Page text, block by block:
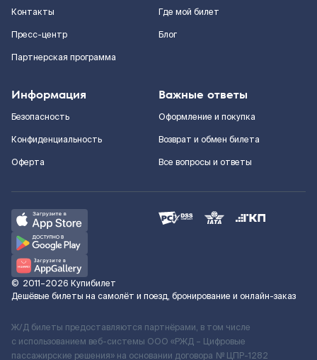
Контакты
Пресс-центр
Партнерская программа
Где мой билет
Блог
Информация
Безопасность
Конфиденциальность
Оферта
Важные ответы
Оформление и покупка
Возврат и обмен билета
Все вопросы и ответы
© 2011–2026 Купибилет
Дешёвые билеты на самолёт и поезд, бронирование и онлайн-заказ
Ж/Д билеты предоставляются партнёрами, в том числе
с использованием веб-системы ООО «РЖД – Цифровые
пассажирские решения» на основании договора № ЦПР-1282